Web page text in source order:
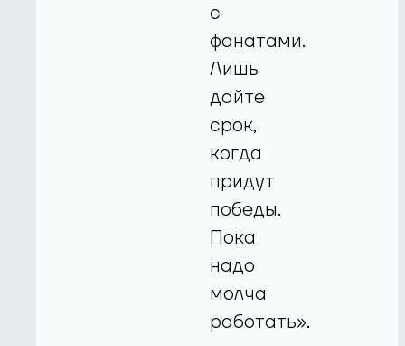
с
фанатами.
Лишь
дайте
срок,
когда
придут
победы.
Пока
надо
молча
работать».